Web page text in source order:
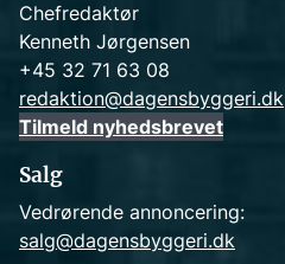
Chefredaktør
Kenneth Jørgensen
+45 32 71 63 08
redaktion@dagensbyggeri.dk
Tilmeld nyhedsbrevet
Salg
Vedrørende annoncering:
salg@dagensbyggeri.dk